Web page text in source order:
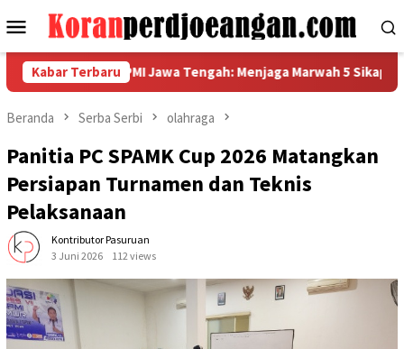
ke
Menu
Mobile
Kabar Terbaru
Metal FSPMI Jawa Tengah: Menjaga Marwah 5 Sikap, Bangga
Beranda Serba Serbi olahraga
Panitia PC SPAMK Cup 2026 Matangkan
Persiapan Turnamen dan Teknis
Pelaksanaan
Kontributor Pasuruan
3 Juni 2026
112 views